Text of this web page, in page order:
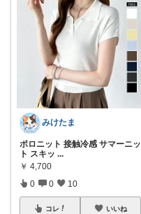
みけたま
ポロニット 接触冷感 サマーニッ
ト スキッ ...
￥ 4,700
0 0 10
コレ いいね